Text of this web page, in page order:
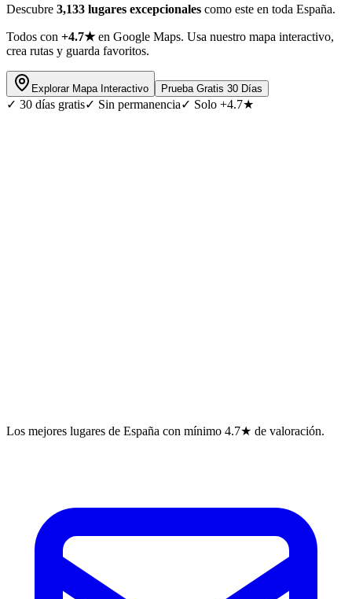
Descubre 3,133 lugares excepcionales como este en toda España.
Todos con +4.7★en Google Maps. Usa nuestro mapa interactivo,
crea rutas y guarda favoritos.
Explorar Mapa Interactivo Prueba Gratis 30 Días
✓ 30 días gratis✓ Sin permanencia✓ Solo +4.7★
Los mejores lugares de España con mínimo 4.7★ de valoración.